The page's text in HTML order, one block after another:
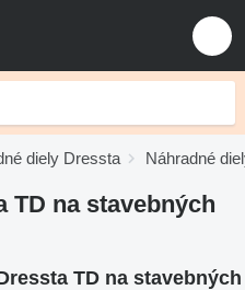
diely Dressta Náhradné
TD na stavebných
TD na stavebných